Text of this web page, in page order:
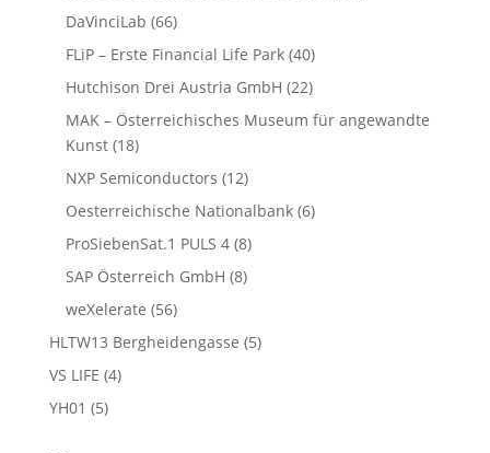
DaVinciLab (66)
FLiP – Erste Financial Life Park(40)
Hutchison Drei Austria GmbH (22)
MAK – Österreichisches Museum für angewandte
Kunst(18)
NXP Semiconductors (12)
Oesterreichische Nationalbank(6)
ProSiebenSat.1 PULS 4(8)
SAP Österreich GmbH (8)
weXelerate (56)
HLTW13 Bergheidengasse (5)
VS LIFE (4)
YH01 (5)